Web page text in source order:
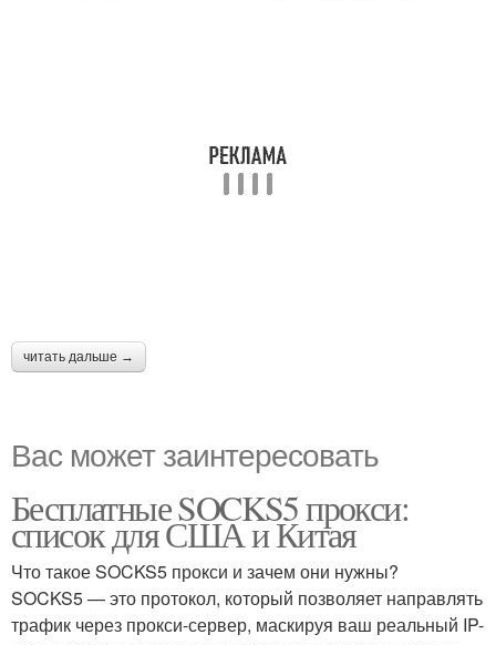
читать дальше →
Вас может заинтересовать
Бесплатные SOCKS5 прокси:
список для США и Китая
Что такое SOCKS5 прокси и зачем они нужны?
SOCKS5 — это протокол, который позволяет направлять
трафик через прокси-сервер, маскируя ваш реальный IP-